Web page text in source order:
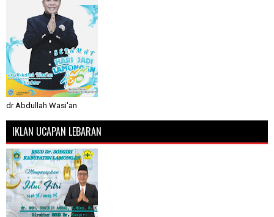
dr Abdullah Wasi'an
IKLAN UCAPAN LEBARAN